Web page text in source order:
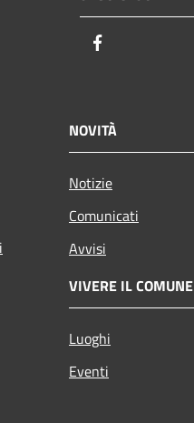
NOVITÀ
Notizie
Comunicati
Avvisi
VIVERE IL COMUNE
Luoghi
Eventi